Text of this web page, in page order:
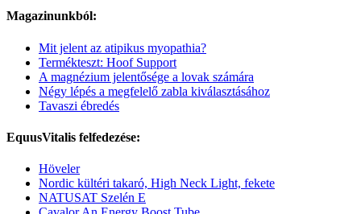
Magazinunkból:
Mit jelent az atipikus myopathia?
Termékteszt: Hoof Support
A magnézium jelentősége a lovak számára
Négy lépés a megfelelő zabla kiválasztásához
Tavaszi ébredés
EquusVitalis felfedezése:
Höveler
Nordic kültéri takaró, High Neck Light, fekete
NATUSAT Szelén E